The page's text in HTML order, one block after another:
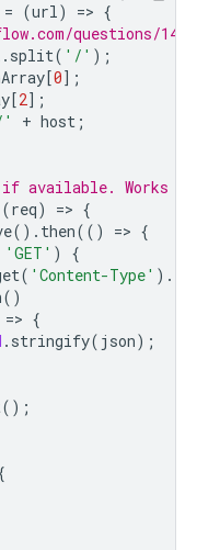
= (url) => {
questions/
. split( '/' );
[0];
[2];
+ host ;
available. Works for
(req) => {
(). then(() => {
'GET' )
{
( 'Content-Type' ).
()
=> {
. stringify( json);
();